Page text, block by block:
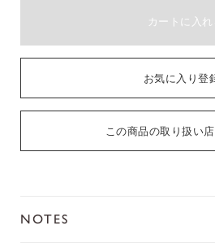
カートに入れ
お気に入り登
この商品の取り扱い
NOTES